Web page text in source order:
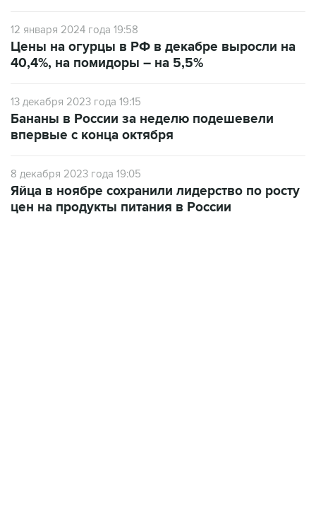
12 января 2024 года 19:58
Цены на огурцы в РФ в декабре выросли на
40,4%, на помидоры – на 5,5%
13 декабря 2023 года 19:15
Бананы в России за неделю подешевели
впервые с конца октября
8 декабря 2023 года 19:05
Яйца в ноябре сохранили лидерство по росту
цен на продукты питания в России